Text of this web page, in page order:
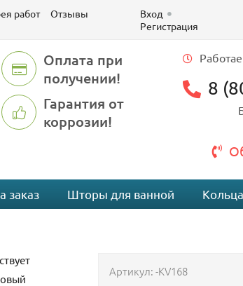
работ
Отзывы
Вход
Регистрация
Оплата при
получении!
Гарантия от
коррозии!
8
заказ Шторы для ванной
Артикул:-KV168